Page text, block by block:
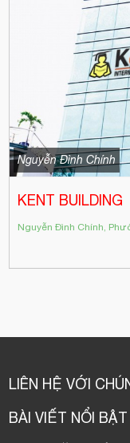
Nguyễn Đình Chính
KENT BUILDING
Nguyễn Đình Chính,
LIÊN HỆ VỚI
BÀI VIẾT NỔI BẬT